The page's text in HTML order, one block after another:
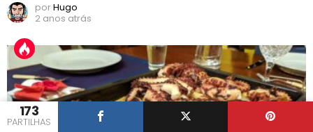
173
PARTILHAS
porHugo
2 anos atrás